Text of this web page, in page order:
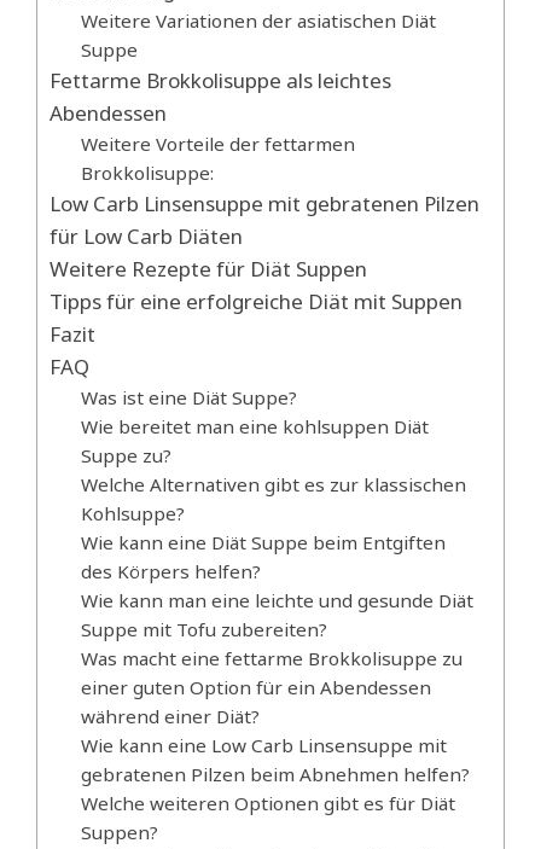
Weitere Variationen der asiatischen Diät
Suppe
Fettarme Brokkolisuppe als leichtes
Abendessen
Weitere Vorteile der fettarmen
Brokkolisuppe:
Low Carb Linsensuppe mit gebratenen Pilzen
für Low Carb Diäten
Weitere Rezepte für Diät Suppen
Tipps für eine erfolgreiche Diät mit Suppen
Fazit
FAQ
Was ist eine Diät Suppe?
Wie bereitet man eine kohlsuppen Diät
Suppe zu?
Welche Alternativen gibt es zur klassischen
Kohlsuppe?
Wie kann eine Diät Suppe beim Entgiften
des Körpers helfen?
Wie kann man eine leichte und gesunde Diät
Suppe mit Tofu zubereiten?
Was macht eine fettarme Brokkolisuppe zu
einer guten Option für ein Abendessen
während einer Diät?
Wie kann eine Low Carb Linsensuppe mit
gebratenen Pilzen beim Abnehmen helfen?
Welche weiteren Optionen gibt es für Diät
Suppen?